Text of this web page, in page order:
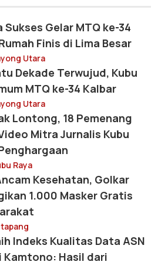
Gelar MTQ ke-34
Finis di Lima Besar
Utara
Dekade Terwujud, Kubu
MTQ ke-34 Kalbar
Utara
Lontong, 18 Pemenang
Mitra Jurnalis Kubu
Raya
Kesehatan, Golkar
1.000 Masker Gratis
Indeks Kualitas Data ASN
Kamtono: Hasil dari